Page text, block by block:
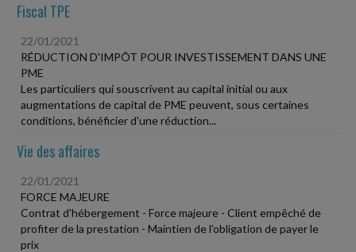
Fiscal TPE
22/01/2021
RÉDUCTION D'IMPÔT POUR INVESTISSEMENT DANS UNE
PME
Les particuliers qui souscrivent au capital initial ou aux
augmentations de capital de PME peuvent, sous certaines
conditions, bénéficier d'une réduction...
Vie des affaires
22/01/2021
FORCE MAJEURE
Contrat d'hébergement - Force majeure - Client empêché de
profiter de la prestation - Maintien de l'obligation de payer le
prix